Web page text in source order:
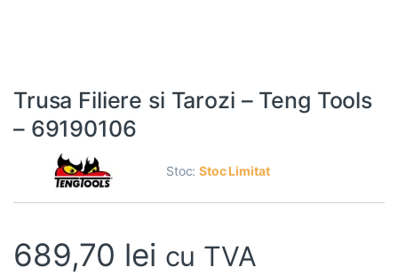
Trusa Filiere si Tarozi – Teng Tools
– 69190106
Stoc:Stoc Limitat
689,70 lei cu TVA